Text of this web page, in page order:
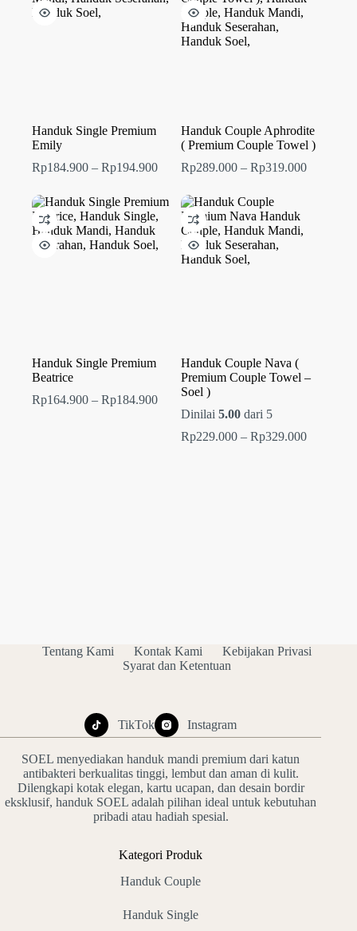
Handuk Single Premium
Emily
Rp184.900 – Rp194.900Rentang
Rp184.900
hingga
Rp194.900
Handuk Couple Aphrodite
( Premium Couple Towel )
Rp289.000 – Rp319.000Rentang
Handuk Single Premium
Beatrice
Rp164.900 – Rp184.900Rentang
harga:
hingga
Handuk Couple Nava (
Premium Couple Towel –
Soel )
Dinilai 5.00dari 5
Rp229.000 – Rp329.000Rentang
Tentang Kami Kontak Kami
Kebijakan Privasi
Syarat dan Ketentuan
TikTok Instagram
SOEL menyediakan handuk mandi premium dari katun
antibakteri berkualitas tinggi, lembut dan aman di kulit.
Dilengkapi kotak elegan, kartu ucapan, dan desain bordir
eksklusif, handuk SOEL adalah pilihan ideal untuk kebutuhan
pribadi atau hadiah spesial.
Kategori Produk
Handuk Couple
Handuk Single